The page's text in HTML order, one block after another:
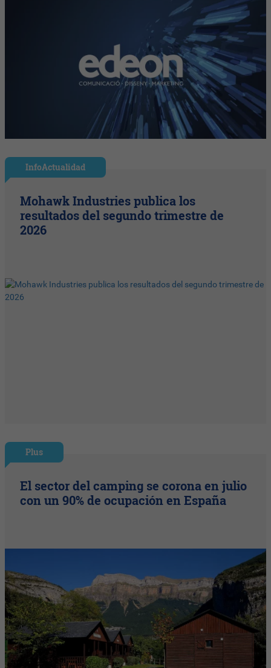
InfoActualidad
Mohawk Industries publica los
resultados del segundo trimestre de
2026
Plus
El sector del camping se corona en julio
con un 90% de ocupación en España